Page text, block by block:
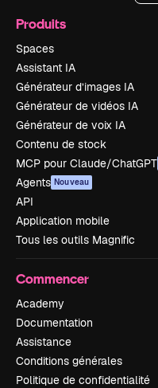
Produits
Spaces
Assistant IA
Générateur d’images IA
Générateur de vidéos IA
Générateur de voix IA
Contenu de stock
MCP pour Claude/ChatGPT
Agents Nouveau
API
Application mobile
Tous les outils Magnific
Commencer
Academy
Documentation
Assistance
Conditions générales
Politique de confidentialité